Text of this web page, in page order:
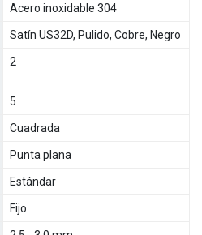
Acero inoxidable 304
Satín US32D, Pulido, Cobre, Negro
2
5
Cuadrada
Punta plana
Estándar
Fijo